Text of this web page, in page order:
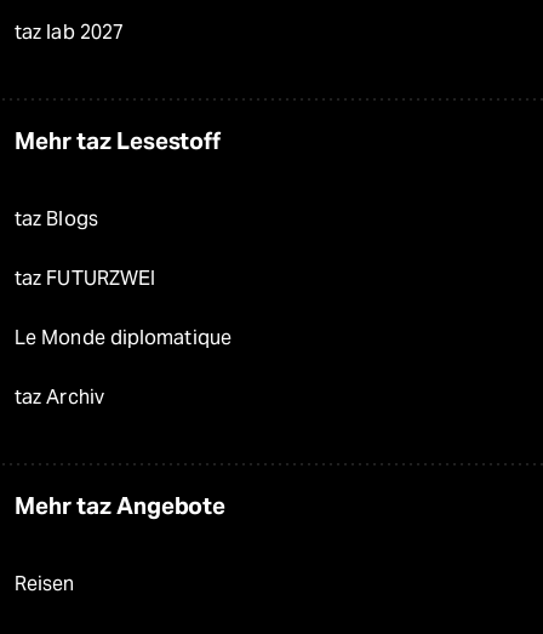
taz lab 2027
Mehr taz Lesestoff
taz Blogs
taz FUTURZWEI
Le Monde diplomatique
taz Archiv
Mehr taz Angebote
Reisen